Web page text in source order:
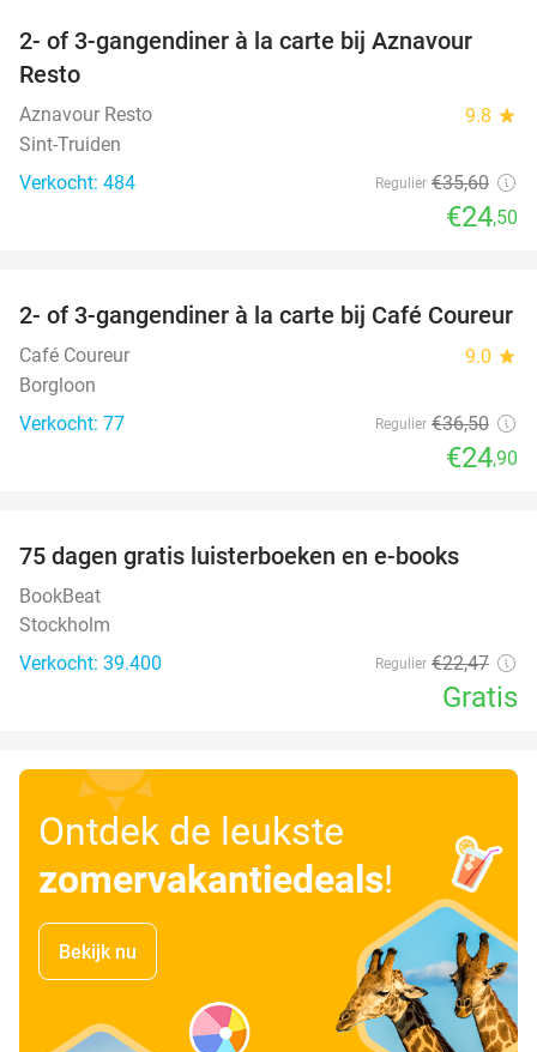
31%
2- of 3-gangendiner à la carte bij Aznavour
Resto
Aznavour Resto 9.8 star
Sint-Truiden
Verkocht: 484
Regulier €35,60
€24,50
32%
2- of 3-gangendiner à la carte bij Café Coureur
Café Coureur 9.0 star
Borgloon
Verkocht: 77
Regulier €36,50
€24,90
75 dagen gratis luisterboeken en e-books
BookBeat
Stockholm
Verkocht: 39.400
Regulier €22,47
Gratis
Ontdek de leukste
zomervakantiedeals!
Bekijk nu